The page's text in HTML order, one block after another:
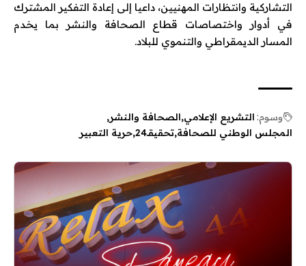
التشاركية وانتظارات المهنيين، داعيا إلى إعادة التفكير المشترك
في أدوار واختصاصات قطاع الصحافة والنشر بما يخدم
المسار الديمقراطي والتنموي للبلاد.
وسوم: التشريع الإعلامي الصحافة والنشر
المجلس الوطني للصحافة تحقيقـ24 حرية التعبير